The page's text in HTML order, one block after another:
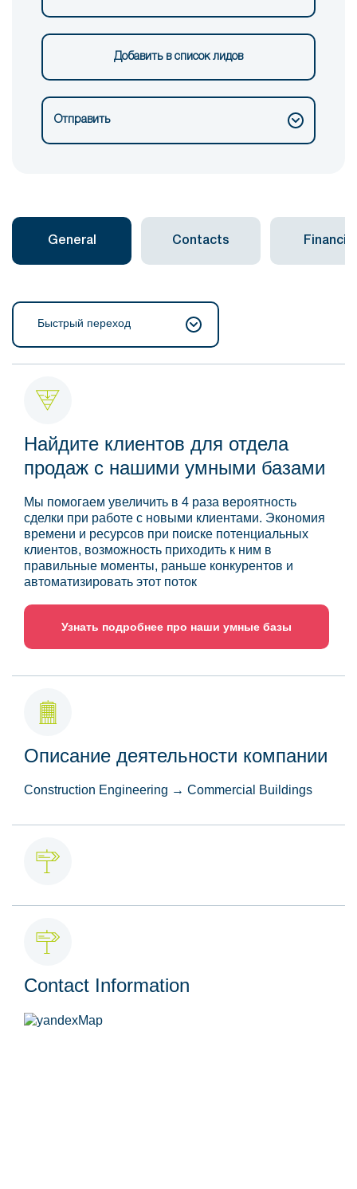
Добавить в список лидов
Отправить
General Contacts Financial
Быстрый переход
Найдите клиентов для отдела
продаж с нашими умными базами
Мы помогаем увеличить в 4 раза вероятность
сделки при работе с новыми клиентами. Экономия
времени и ресурсов при поиске потенциальных
клиентов, возможность приходить к ним в
правильные моменты, раньше конкурентов и
автоматизировать этот поток
Узнать подробнее про наши умные базы
Описание деятельности компании
Construction Engineering → Commercial Buildings
Contact Information